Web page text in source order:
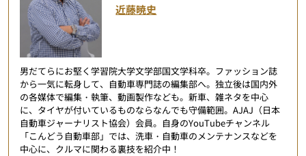
近藤暁史
男だてらにお堅く学習院大学文学部国文学科卒。ファッション誌
から一気に転身して、自動車専門誌の編集部へ。独立後は国内外
の各媒体で編集・執筆、動画製作なども。新車、雑ネタを中心
に、タイヤが付いているものならなんでも守備範囲。AJAJ（日本
自動車ジャーナリスト協会）会員。自身のYouTubeチャンネル
「こんどう自動車部」では、洗車・自動車のメンテナンスなどを
中心に、クルマに関わる裏技を紹介中！